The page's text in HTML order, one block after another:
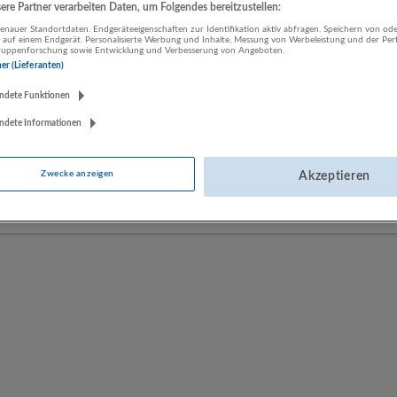
LUGSTEIN CONSULTING
Bergheim bei Salzburg
Gesundheitswesen | Herstellung von Waren | IT-Dienstleistungen |
Öffentliche Verwaltung | Rechtsberatung und Wirtschaftsprüfung |
Sonstige Dienstleistungen | Sozialwesen | Verkehr | Verlagswesen |
Partner verarbeiten Daten, um Folgendes bereitzustellen:
Standortdaten. Endgeräteeigenschaften zur Identifikation aktiv abfragen. Speichern von
einem Endgerät. Personalisierte Werbung und Inhalte, Messung von Werbeleistung und der
sowie Entwicklung und Verbesserung von Angeboten.
(Lieferanten)
Funktionen
Informationen
Zwecke anzeigen Akzeptieren